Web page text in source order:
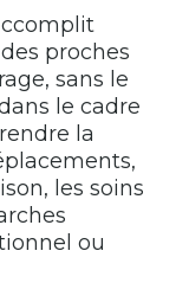
proches
sans le
le cadre
la
les soins
ou